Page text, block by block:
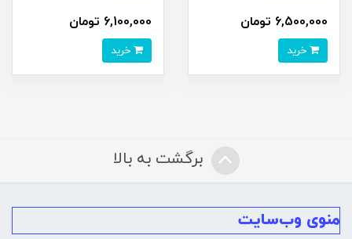
6,500,000 تومان 6,100,000 تومان
برگشت به بالا
منوی وب‌سایت